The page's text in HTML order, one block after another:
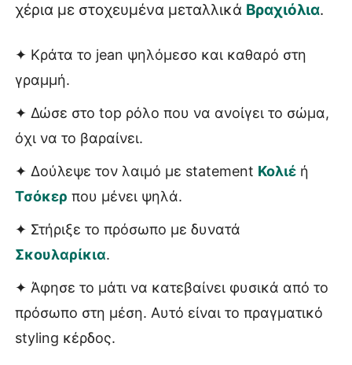
χέρια με στοχευμένα μεταλλικά Βραχιόλια.
✦ Κράτα το jean ψηλόμεσο και καθαρό στη
γραμμή.
✦ Δώσε στο top ρόλο που να ανοίγει το σώμα,
όχι να το βαραίνει.
✦ Δούλεψε τον λαιμό με statement Κολιέ ή
Τσόκερ που μένει ψηλά.
✦ Στήριξε το πρόσωπο με δυνατά
Σκουλαρίκια.
✦ Άφησε το μάτι να κατεβαίνει φυσικά από το
πρόσωπο στη μέση. Αυτό είναι το πραγματικό
styling κέρδος.